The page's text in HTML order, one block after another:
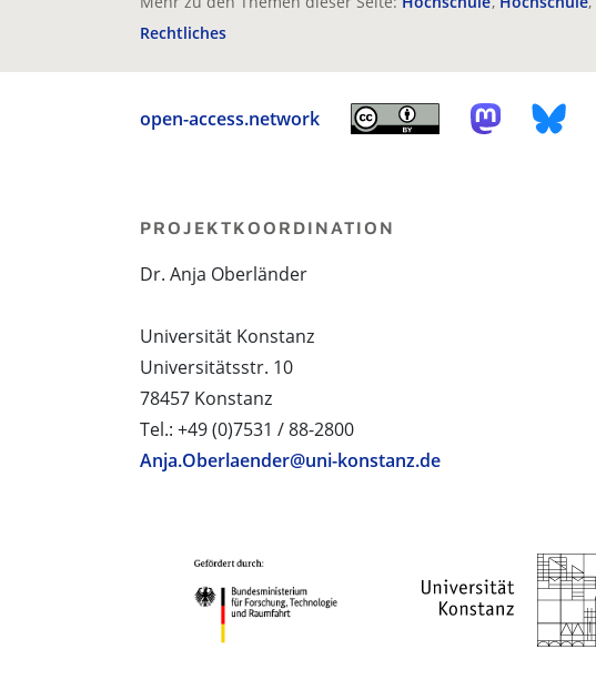
Rechtliches
open-access.network
PROJEKTKOORDINATION
Dr. Anja Oberländer
Universität Konstanz
Universitätsstr. 10
78457 Konstanz
Tel.: +49 (0)7531 / 88-2800
Anja.Oberlaender@uni-konstanz.de